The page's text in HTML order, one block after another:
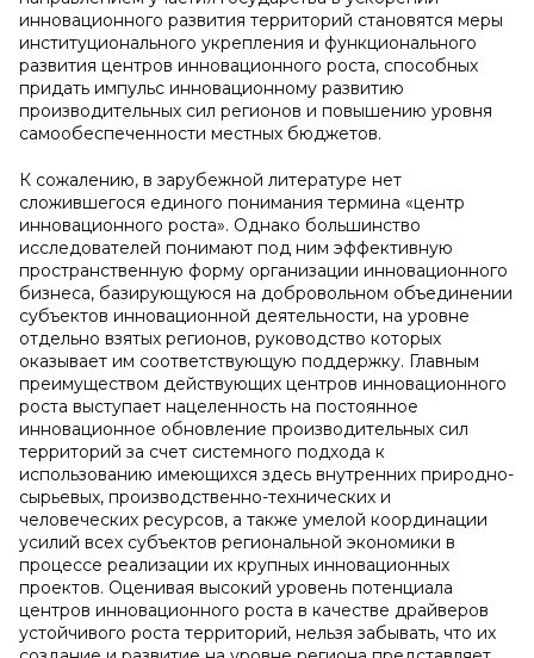
инновационного развития территорий становятся меры
институционального укрепления и функционального
развития центров инновационного роста, способных
придать импульс инновационному развитию
производительных сил регионов и повышению уровня
самообеспеченности местных бюджетов.
К сожалению, в зарубежной литературе нет
сложившегося единого понимания термина «центр
инновационного роста». Однако большинство
исследователей понимают под ним эффективную
пространственную форму организации инновационного
бизнеса, базирующуюся на добровольном объединении
субъектов инновационной деятельности, на уровне
отдельно взятых регионов, руководство которых
оказывает им соответствующую поддержку. Главным
преимуществом действующих центров инновационного
роста выступает нацеленность на постоянное
инновационное обновление производительных сил
территорий за счет системного подхода к
использованию имеющихся здесь внутренних природно-
сырьевых, производственно-технических и
человеческих ресурсов, а также умелой координации
усилий всех субъектов региональной экономики в
процессе реализации их крупных инновационных
проектов. Оценивая высокий уровень потенциала
центров инновационного роста в качестве драйверов
устойчивого роста территорий, нельзя забывать, что их